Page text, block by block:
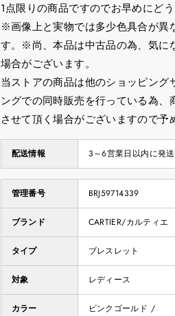
1点限りの商品ですのでお早めにどう
※画像上と実物では多少色具合が異
す。※尚、本品は中古品の為、気に
場合がございます。
当ストアの商品は他のショッピング
ングでの同時販売を行っている為
させて頂く場合がございますので予
配送情報 3～6営業日以内に発
管理番号 BRJ59714339
ブランド CARTIER/カルティエ
タイプ ブレスレット
対象 レディース
カラー ピンクゴールド /